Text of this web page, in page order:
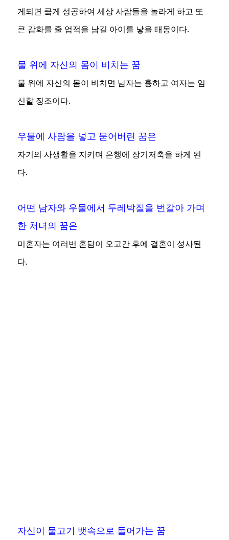
게되면 킄게 성공하여 세상 사람들을 놀라게 하고 또
큰 감화를 줄 업적을 남길 아이를 낳을 태몽이다.
물 위에 자신의 몸이 비치는 꿈
물 위에 자신의 몸이 비치면 남자는 흉하고 여자는 임
신할 징조이다.
우물에 사람을 넣고 묻어버린 꿈은
자기의 사생활을 지키며 은행에 장기저축을 하게 된
다.
어떤 남자와 우물에서 두레박질을 번갈아 가며
한 처녀의 꿈은
미혼자는 여러번 혼담이 오고간 후에 결혼이 성사된
다.
자신이 물고기 뱃속으로 들어가는 꿈